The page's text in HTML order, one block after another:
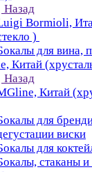
Назад
Bormioli,
)
для вина,
Китай
Назад
Китай
для
виски
для
стаканы